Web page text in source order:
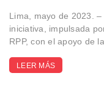
Lima, mayo de 2023.
iniciativa, impulsada
RPP, con el apoyo de
LEER MÁS